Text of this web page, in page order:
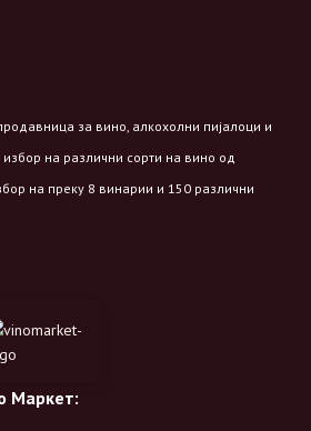
за вино, алкохолни пијалоци и
на различни сорти на вино од
на преку 8 винарии и 150 различни
Маркет: